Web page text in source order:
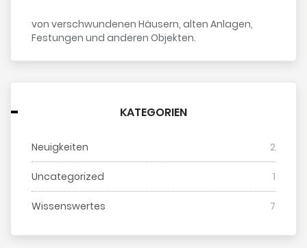
von verschwundenen Häusern, alten Anlagen,
Festungen und anderen Objekten.
KATEGORIEN
Neuigkeiten 2
Uncategorized 1
Wissenswertes 7